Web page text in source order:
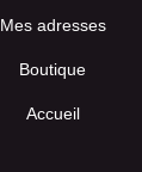
Mes adresses
Boutique
Accueil